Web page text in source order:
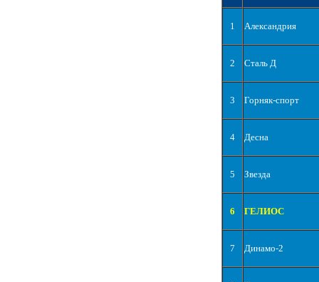
1 Александрия
2 Сталь Д
3 Горняк-спорт
4 Десна
5 Звезда
6 ГЕЛИОС
7 Динамо-2